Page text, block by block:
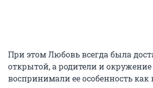
При этом Любовь всегда была
открытой, а родители и
воспринимали ее особенность как